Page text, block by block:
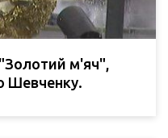
м'яч",
Шевченку.